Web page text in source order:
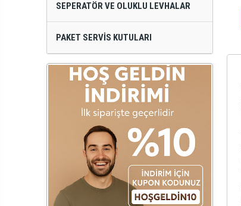
SEPERATÖR VE OLUKLU LEVHALAR
PAKET SERVIS KUTULARI